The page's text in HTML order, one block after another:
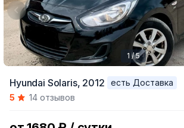
of
1 / 5
Hyundai Solaris, 2012
есть Доставка
5
14 отзывов